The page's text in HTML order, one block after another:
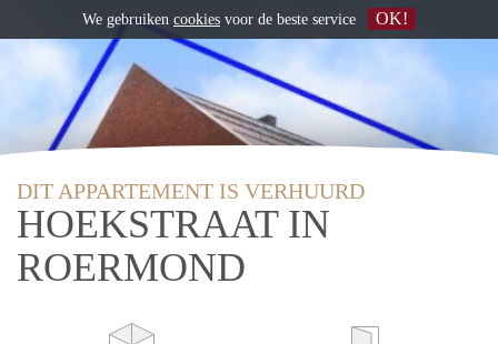
DIT APPARTEMENT IS VERHUURD
HOEKSTRAAT IN
ROERMOND
We gebruiken cookies voor de beste service OK!